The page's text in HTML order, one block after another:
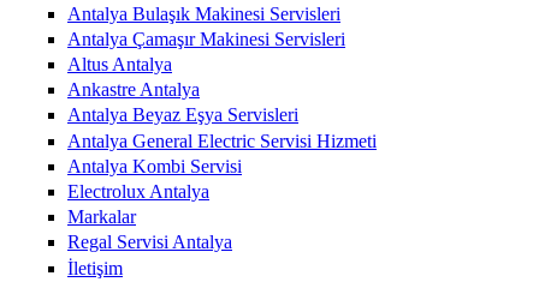
Antalya Bulaşık Makinesi Servisleri
Antalya Çamaşır Makinesi Servisleri
Altus Antalya
Ankastre Antalya
Antalya Beyaz Eşya Servisleri
Antalya General Electric Servisi Hizmeti
Antalya Kombi Servisi
Electrolux Antalya
Markalar
Regal Servisi Antalya
İletişim